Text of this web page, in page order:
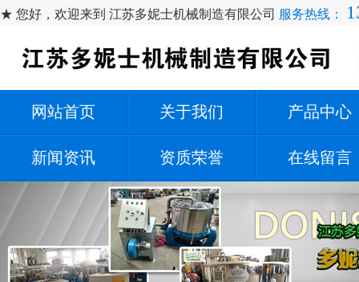
★ 您好，欢迎来到 江苏多妮士机械制造有限公司 服务热线：
网站首页 关于我们 产品中心
新闻资讯 资质荣誉 在线留言